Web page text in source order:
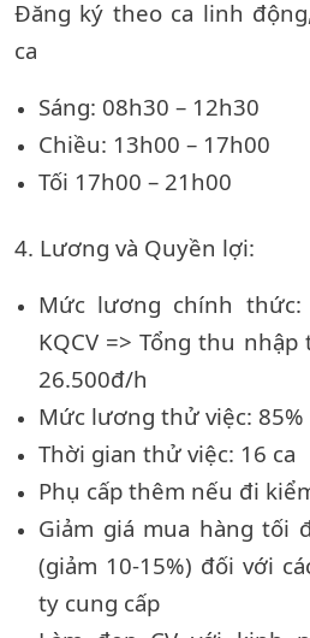
Đăng ký theo ca linh
ca
Sáng: 08h30 – 12h30
Chiều: 13h00 – 17h00
Tối 17h00 – 21h00
4. Lương và Quyền lợi:
Mức lương chính
KQCV => Tổng thu nhập
26.500đ/h
Mức lương thử việc:
Thời gian thử việc: 16 ca
Phụ cấp thêm nếu đi
Giảm giá mua hàng tối
(giảm 10-15%) đối với
ty cung cấp